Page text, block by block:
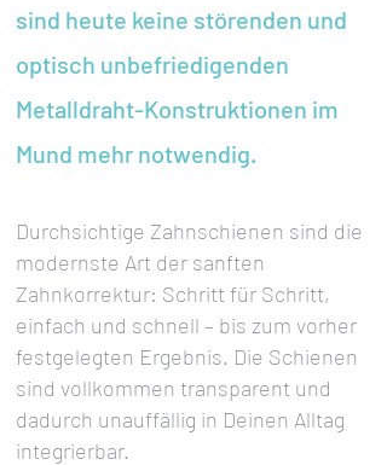
sind heute keine störenden und
optisch unbefriedigenden
Metalldraht-Konstruktionen im
Mund mehr notwendig.
Durchsichtige Zahnschienen sind die
modernste Art der sanften
Zahnkorrektur: Schritt für Schritt,
einfach und schnell – bis zum vorher
festgelegten Ergebnis. Die Schienen
sind vollkommen transparent und
dadurch unauffällig in Deinen Alltag
integrierbar.